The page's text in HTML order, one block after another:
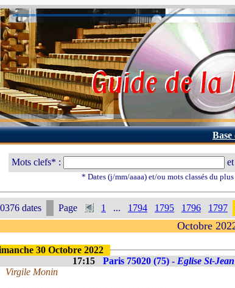
Mots clefs* :
* Dates (j/mm/aaaa) et/ou mots classés du
dates Page 1 ... 1794 1795 1796 1797
Octobre
30 Octobre 2022
17:15
Paris 75020 (75) - Eglise St-
Virgile Monin